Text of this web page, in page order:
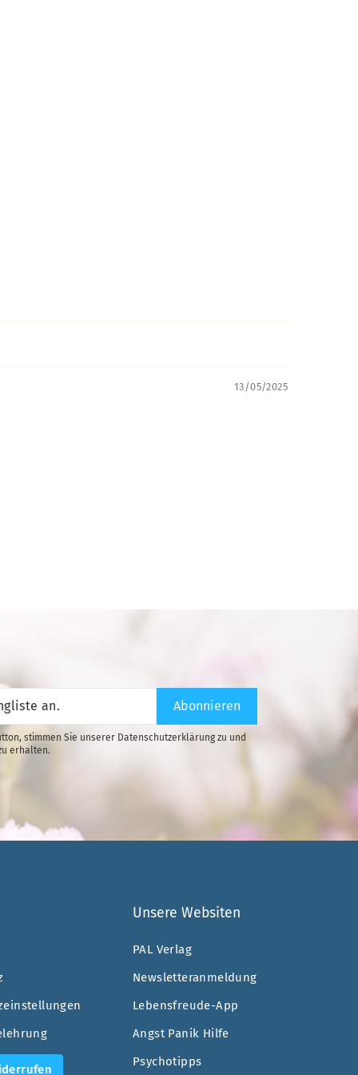
die perfekte Ergänzung für alle, die den
Entwickelt von den Experten des PAL
gestaltet und hochwertig produziert
Organisation und einem Einband aus
nun erstmals unser gesammeltes Wissen
13/05/2025
Abonnieren
stimmen Sie unserer Datenschutzerklärung zu und
erhalten.
Unsere Websiten
PAL Verlag
Newsletteranmeldung
Lebensfreude-App
Angst Panik Hilfe
Psychotipps